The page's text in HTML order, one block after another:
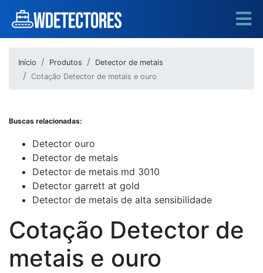
Início Produtos
Detector de metais
Cotação Detector de metais e ouro
Buscas relacionadas:
Detector ouro
Detector de metais
Detector de metais md 3010
Detector garrett at gold
Detector de metais de alta sensibilidade
Cotação Detector de
metais e ouro